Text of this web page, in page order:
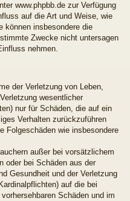
www.phpbb.de zur Verfügung
auf die Art und Weise, wie
können insbesondere die
Zwecke nicht untersagen
nehmen.
der Verletzung von Leben,
wesentlicher
nur für Schäden, die auf ein
Verhalten zurückzuführen
Folgeschäden wie insbesondere
außer bei vorsätzlichem
oder bei Schäden aus der
Gesundheit und der Verletzung
auf die bei
Schäden und im